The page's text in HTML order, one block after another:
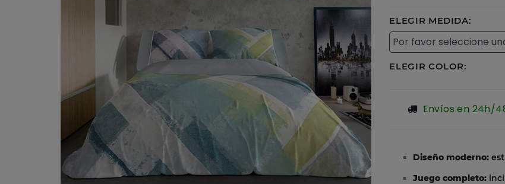
ELEGIR MEDIDA:
ELEGIR COLOR:
Envíos en 24h/
Diseño moderno:
Juego completo: